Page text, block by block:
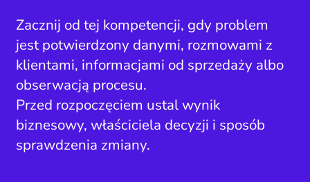
Zacznij od tej kompetencji, gdy problem
jest potwierdzony danymi, rozmowami z
klientami, informacjami od sprzedaży albo
obserwacją procesu.
Przed rozpoczęciem ustal wynik
biznesowy, właściciela decyzji i sposób
sprawdzenia zmiany.